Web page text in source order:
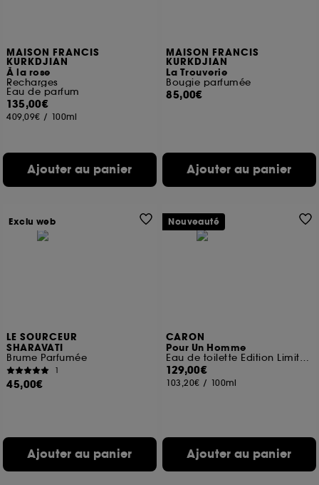
MAISON FRANCIS
KURKDJIAN
À la rose
Recharges
Eau de parfum
135,00€
409,09€ / 100ml
Ajouter au panier
MAISON FRANCIS
KURKDJIAN
La Trouverie
Bougie parfumée
85,00€
Ajouter au panier
LE SOURCEUR
SHARAVATI
Brume Parfumée
1
45,00€
Ajouter au panier
Exclu web
CARON
Pour Un Homme
Eau de toilette Edition Limitée Collab Gitana
129,00€
103,20€ / 100ml
Ajouter au panier
Nouveauté